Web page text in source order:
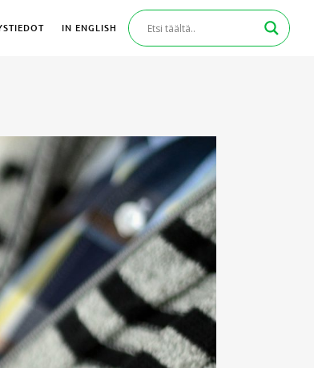
IN ENGLISH